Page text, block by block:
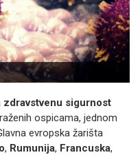
sigurnost
ospicama, jednom
evropska žarišta
, Rumunija, Francuska,